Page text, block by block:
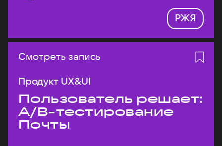
РЖЯ
Смотреть запись
Продукт UX&UI
Пользователь решает:
A/B-тестирование
Почты